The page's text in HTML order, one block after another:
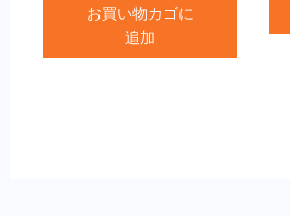
お買い物カゴに
追加